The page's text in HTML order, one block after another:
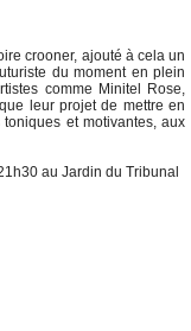
crooner, ajouté à cela un
du moment en plein
comme Minitel Rose,
leur projet de mettre en
et motivantes, aux
au Jardin du Tribunal